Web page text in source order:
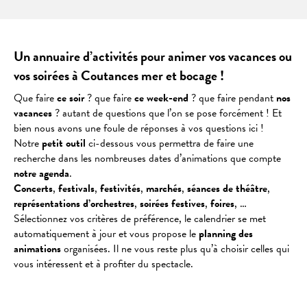
Un annuaire d’activités pour animer vos vacances ou
vos soirées à Coutances mer et bocage !
Que fairece soir? que fairece week-end ? que faire pendant nos
vacances? autant de questions que l’on se pose forcément ! Et
bien nous avons une foule de réponses à vos questions ici !
Notre petit outil ci-dessous vous permettra de faire une
recherche dans les nombreuses dates d’animations que compte
notre agenda.
Concerts, festivals, festivités, marchés, séancesdethéâtre,
représentationsd’orchestres, soiréesfestives, foires, …
Sélectionnez vos critères de préférence, le calendrier se met
automatiquement à jour et vous propose le planning des
animationsorganisées. Il ne vous reste plus qu’à choisir celles qui
vous intéressent et à profiter du spectacle.